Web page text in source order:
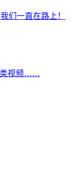
们一直在路上！
类视频……